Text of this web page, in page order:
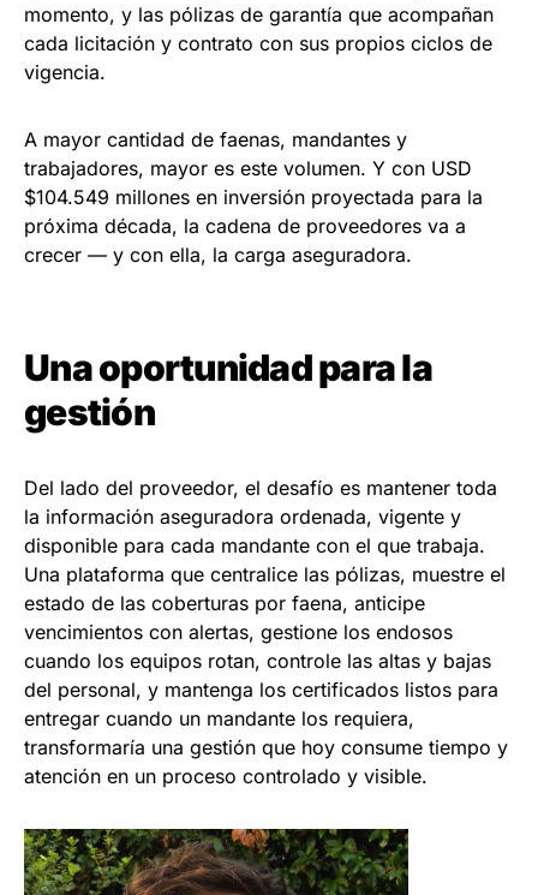
momento, y las pólizas de garantía que acompañan
cada licitación y contrato con sus propios ciclos de
vigencia.
A mayor cantidad de faenas, mandantes y
trabajadores, mayor es este volumen. Y con USD
$104.549 millones en inversión proyectada para la
próxima década, la cadena de proveedores va a
crecer — y con ella, la carga aseguradora.
Una oportunidad para la
gestión
Del lado del proveedor, el desafío es mantener toda
la información aseguradora ordenada, vigente y
disponible para cada mandante con el que trabaja.
Una plataforma que centralice las pólizas, muestre el
estado de las coberturas por faena, anticipe
vencimientos con alertas, gestione los endosos
cuando los equipos rotan, controle las altas y bajas
del personal, y mantenga los certificados listos para
entregar cuando un mandante los requiera,
transformaría una gestión que hoy consume tiempo y
atención en un proceso controlado y visible.